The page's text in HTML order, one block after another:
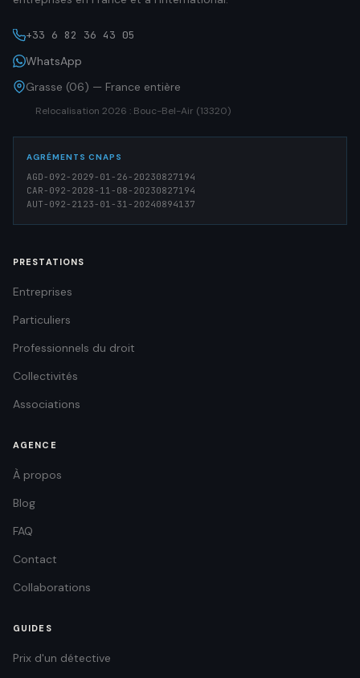
+33 6 82 36 43 05
WhatsApp
Grasse (06) — France entière
Relocalisation 2026 : Bouc-Bel-Air (13320)
AGRÉMENTS CNAPS
AGD-092-2029-01-26-20230827194
CAR-092-2028-11-08-20230827194
AUT-092-2123-01-31-20240894137
PRESTATIONS
Entreprises
Particuliers
Professionnels du droit
Collectivités
Associations
AGENCE
À propos
Blog
FAQ
Contact
Collaborations
GUIDES
Prix d'un détective